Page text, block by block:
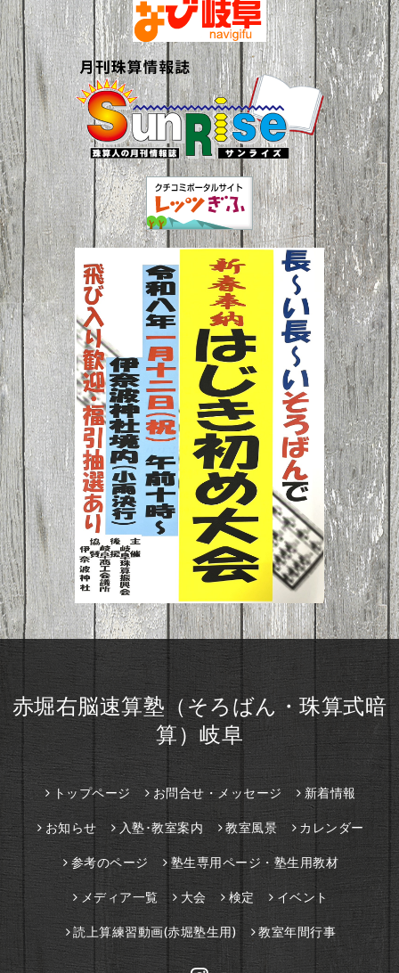
赤堀右脳速算塾（そろばん・珠算式暗
算）岐阜
トップページ お問合せ・メッセージ 新着情報
お知らせ 入塾･教室案内 教室風景 カレンダー
参考のページ 塾生専用ページ・塾生用教材
メディア一覧 大会 検定 イベント
読上算練習動画(赤堀塾生用) 教室年間行事